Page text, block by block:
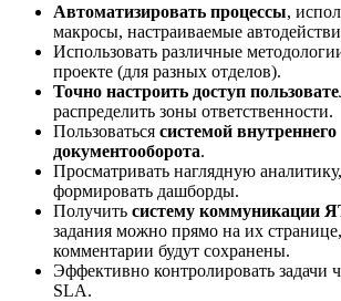
Автоматизировать процессы,
макросы, настраиваемые
Использовать различные
проекте (для разных отделов).
Точно настроить доступ
распределить зоны ответственности.
Пользоваться системой внутреннего
документооборота.
Просматривать наглядную
формировать дашборды.
Получить систему коммуникации
задания можно прямо на их
комментарии будут сохранены.
Эффективно контролировать задачи
SLA.